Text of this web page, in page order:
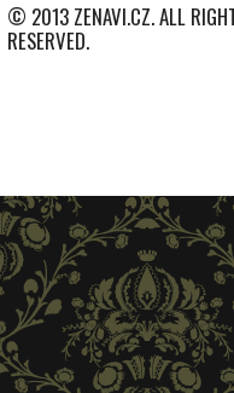
© 2013 ZENAVI.CZ. ALL
RESERVED.